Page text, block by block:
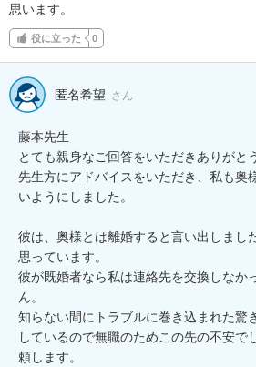
思います。
役に立った 0
匿名希望 さん
藤本先生
とても親身なご回答をいただきありがと
先生方にアドバイスをいただき、私も奥
いようにしました。
彼は、奥様とは離婚すると言い出しまし
思っています。
彼が既婚者なら私は連絡先を交換しなか
ん。
知らない間にトラブルに巻き込まれた驚
しているので無職のためこの先の不安で